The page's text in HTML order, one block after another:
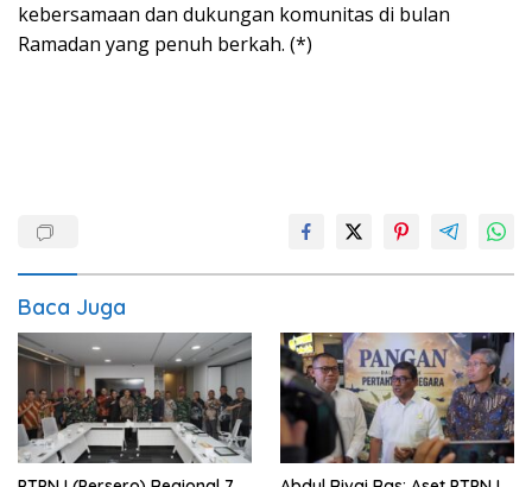
kebersamaan dan dukungan komunitas di bulan
Ramadan yang penuh berkah. (*)
Baca Juga